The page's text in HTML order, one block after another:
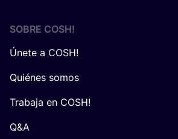
SOBRE COSH!
Únete a COSH!
Quiénes somos
Trabaja en COSH!
Q&A